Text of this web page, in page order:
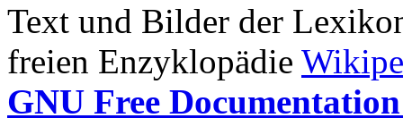
Text und Bilder der
freien Enzyklopädie
GNU Free